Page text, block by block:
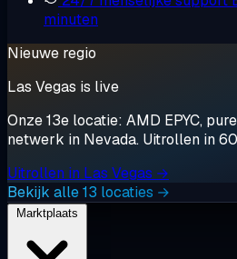
minuten
Nieuwe regio
Las Vegas is live
Onze 13e locatie: AMD EPYC,
netwerk in Nevada. Uitrollen in
Uitrollen in Las Vegas →
Bekijk alle 13 locaties →